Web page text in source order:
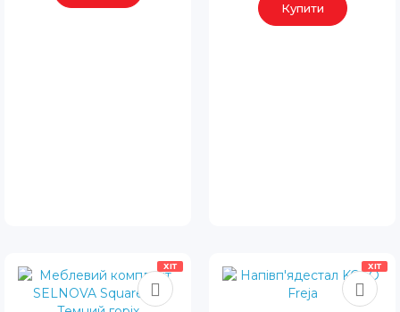
Купити
ХІТ ХІТ